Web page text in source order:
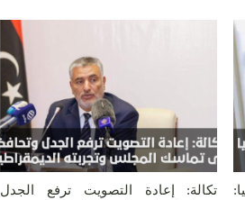
تكالة: إعادة التصويت ترفع الجدل